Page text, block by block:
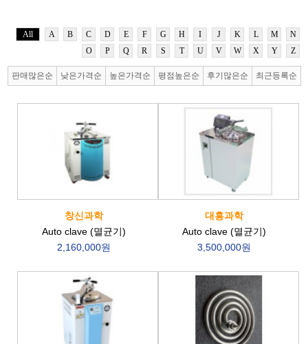
All A B C D E F G H I J K L M
N
O
P Q R S T U V W X Y Z
판매많은순 낮은가격순 높은가격순 평점높은순 후기많은순 최근등록순
창신과학
Auto clave (멸균기)
2,160,000원
대흥과학
Auto clave (멸균기)
3,500,000원